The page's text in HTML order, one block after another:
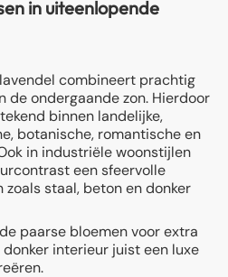
in uiteenlopende
combineert prachtig
de ondergaande zon. Hierdoor
binnen landelijke,
botanische, romantische en
in industriële woonstijlen
een sfeervolle
staal, beton en donker
paarse bloemen voor extra
interieur juist een luxe